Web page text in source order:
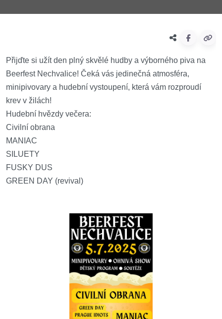
Přijďte si užít den plný skvělé hudby a výborného piva na
Beerfest Nechvalice! Čeká vás jedinečná atmosféra,
minipivovary a hudební vystoupení, která vám rozproudí
krev v žilách!
Hudební hvězdy večera:
Civilní obrana
MANIAC
SILUETY
FUSKY DUS
GREEN DAY (revival)